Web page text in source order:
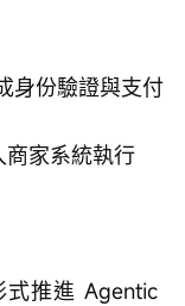
身份驗證與支付
家系統執行
式推進 Agentic